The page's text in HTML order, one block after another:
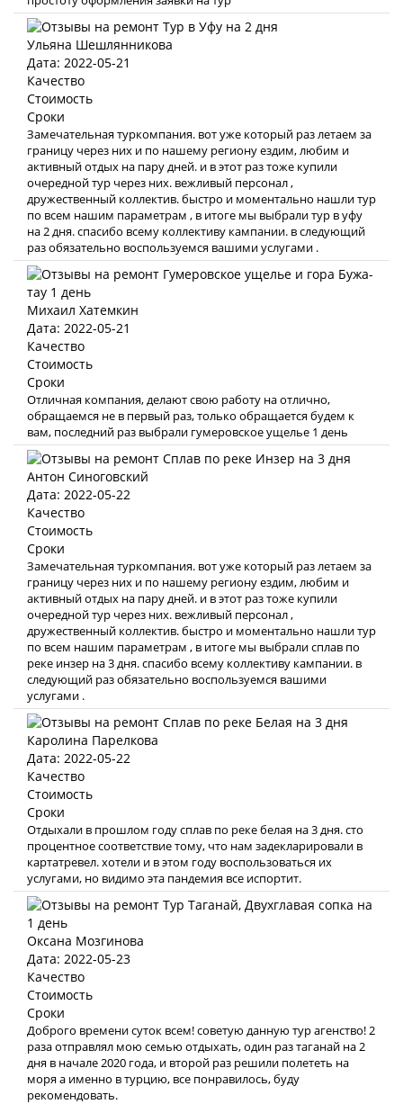
Ульяна Шешлянникова
Дата: 2022-05-21
Качество
Стоимость
Сроки
Замечательная туркомпания. вот уже который раз летаем за
границу через них и по нашему региону ездим, любим и
активный отдых на пару дней. и в этот раз тоже купили
очередной тур через них. вежливый персонал ,
дружественный коллектив. быстро и моментально нашли тур
по всем нашим параметрам , в итоге мы выбрали тур в уфу
на 2 дня. спасибо всему коллективу кампании. в следующий
раз обязательно воспользуемся вашими услугами .
Михаил Хатемкин
Дата: 2022-05-21
Качество
Стоимость
Сроки
Отличная компания, делают свою работу на отлично,
обращаемся не в первый раз, только обращается будем к
вам, последний раз выбрали гумеровское ущелье 1 день
Антон Синоговский
Дата: 2022-05-22
Качество
Стоимость
Сроки
Замечательная туркомпания. вот уже который раз летаем за
границу через них и по нашему региону ездим, любим и
активный отдых на пару дней. и в этот раз тоже купили
очередной тур через них. вежливый персонал ,
дружественный коллектив. быстро и моментально нашли тур
по всем нашим параметрам , в итоге мы выбрали сплав по
реке инзер на 3 дня. спасибо всему коллективу кампании. в
следующий раз обязательно воспользуемся вашими
услугами .
Каролина Парелкова
Дата: 2022-05-22
Качество
Стоимость
Сроки
Отдыхали в прошлом году сплав по реке белая на 3 дня. сто
процентное соответствие тому, что нам задекларировали в
картатревел. хотели и в этом году воспользоваться их
услугами, но видимо эта пандемия все испортит.
Оксана Мозгинова
Дата: 2022-05-23
Качество
Стоимость
Сроки
Доброго времени суток всем! советую данную тур агенство! 2
раза отправлял мою семью отдыхать, один раз таганай на 2
дня в начале 2020 года, и второй раз решили полететь на
моря а именно в турцию, все понравилось, буду
рекомендовать.